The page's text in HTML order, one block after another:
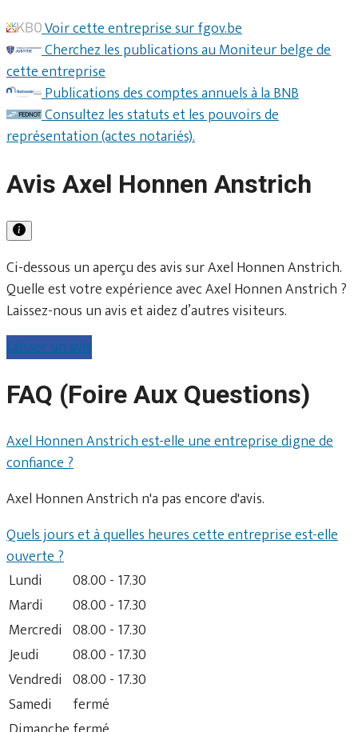
Voir cette entreprise sur fgov.be
Cherchez les publications au Moniteur belge de
cette entreprise
Publications des comptes annuels à la BNB
Consultez les statuts et les pouvoirs de
représentation (actes notariés).
Avis Axel Honnen Anstrich
Ci-dessous un aperçu des avis sur Axel Honnen Anstrich.
Quelle est votre expérience avec Axel Honnen Anstrich ?
Laissez-nous un avis et aidez d’autres visiteurs.
Laisser un avis
FAQ (Foire Aux Questions)
Axel Honnen Anstrich est-elle une entreprise digne de
confiance ?
Axel Honnen Anstrich n'a pas encore d'avis.
Quels jours et à quelles heures cette entreprise est-elle
ouverte ?
Lundi
08.00 - 17.30
Mardi
08.00 - 17.30
Mercredi 08.00 - 17.30
Jeudi
08.00 - 17.30
Vendredi 08.00 - 17.30
Samedi
fermé